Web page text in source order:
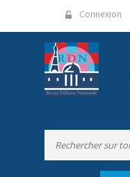
Connexion